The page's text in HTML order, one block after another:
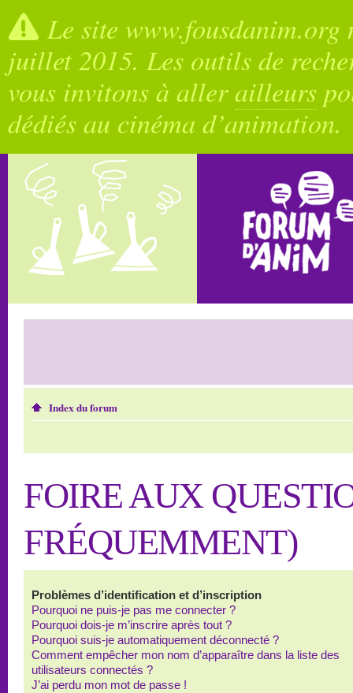
Le site
juillet 2015. Les outils de
vous invitons à allerailleurs
dédiés au cinéma d’animation.
Index du forum
FOIRE AUX
FRÉQUEMMENT)
Problèmes d’identification et d’inscription
Pourquoi ne puis-je pas me connecter ?
Pourquoi dois-je m’inscrire après tout ?
Pourquoi suis-je automatiquement déconnecté ?
Comment empêcher mon nom d’apparaître dans la liste des
utilisateurs connectés ?
J’ai perdu mon mot de passe !